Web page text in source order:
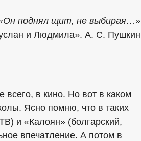
поднял щит, не выбирая…»
и Людмила». А. С. Пушкин
всего, в кино. Но вот в каком
Ясно помню, что в таких
и «Калоян» (болгарский,
впечатление. А потом в